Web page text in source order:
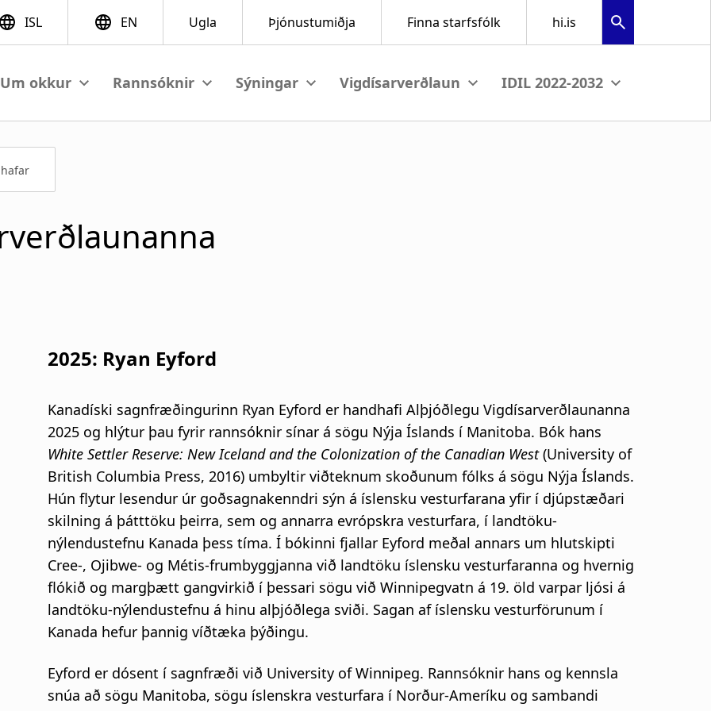
View submenu View submenu View submenu View submenu View submenu
2025: Ryan Eyford
Kanadíski sagnfræðingurinn Ryan Eyford er handhafi Alþjóðlegu Vigdísarverðlaunanna
2025 og hlýtur þau fyrir rannsóknir sínar á sögu Nýja Íslands í Manitoba. Bók hans
White Settler Reserve: New Iceland and the Colonization of the Canadian West(University of
British Columbia Press, 2016) umbyltir viðteknum skoðunum fólks á sögu Nýja Íslands.
Hún flytur lesendur úr goðsagnakenndri sýn á íslensku vesturfarana yfir í djúpstæðari
skilning á þátttöku þeirra, sem og annarra evrópskra vesturfara, í landtöku-
nýlendustefnu Kanada þess tíma. Í bókinni fjallar Eyford meðal annars um hlutskipti
Cree-, Ojibwe- og Métis-frumbyggjanna við landtöku íslensku vesturfaranna og hvernig
flókið og margþætt gangvirkið í þessari sögu við Winnipegvatn á 19. öld varpar ljósi á
landtöku-nýlendustefnu á hinu alþjóðlega sviði. Sagan af íslensku vesturförunum í
Kanada hefur þannig víðtæka þýðingu.
Eyford er dósent í sagnfræði við University of Winnipeg. Rannsóknir hans og kennsla
snúa að sögu Manitoba, sögu íslenskra vesturfara í Norður-Ameríku og sambandi